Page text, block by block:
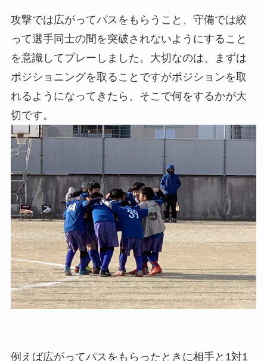
攻撃では広がってパスをもらうこと、守備では絞
って選手同士の間を突破されないようにすること
を意識してプレーしました。大切なのは、まずは
ポジショニングを取ることですがポジションを取
れるようになってきたら、そこで何をするかが大
切です。
例えば広がってパスをもらったときに相手と1対1